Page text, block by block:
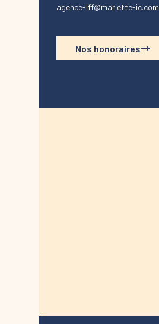
agence-lff@mariette-ic.com
Nos honoraires